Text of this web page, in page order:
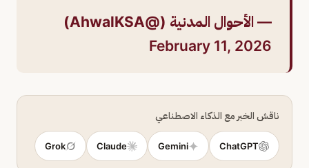
— الأحوال المدنية (@AhwalKSA)
February 11, 2026
ناقش الخبر مع الذكاء الاصطناعي
ChatGPT
Gemini
Claude
Grok